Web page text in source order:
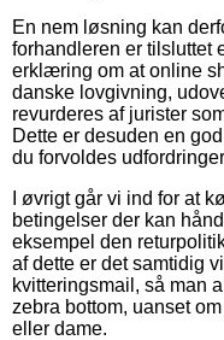
En nem løsning kan
forhandleren er tilsluttet
erklæring om at online
danske lovgivning,
revurderes af jurister
Dette er desuden en
du forvoldes
I øvrigt går vi ind for at
betingelser der kan
eksempel den
af dette er det samtidig
kvitteringsmail, så man
zebra bottom, uanset
eller dame.